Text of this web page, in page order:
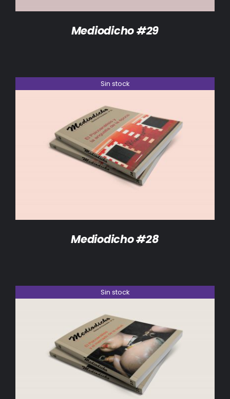
Mediodicho #29
Sin stock
DETALLES
Mediodicho #28
Sin stock
DETALLES